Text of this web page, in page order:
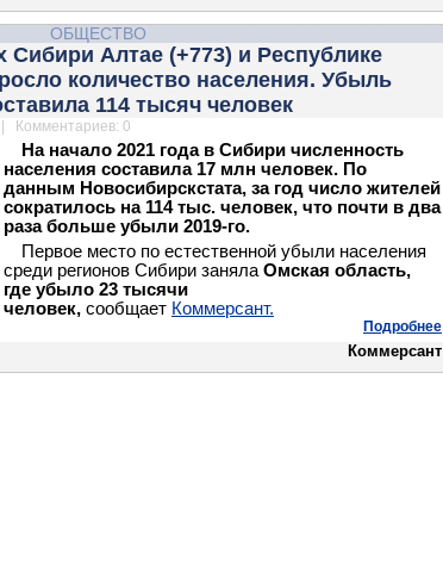
ОБЩЕСТВО
Сибири Алтае (+773) и Республике
количество населения. Убыль
114 тысяч человек
Комментариев: 0
На начало 2021 года в Сибири численность
населения составила 17 млн человек. По
данным Новосибирскстата, за год число жителей
сократилось на 114 тыс. человек, что почти в два
раза больше убыли 2019-го.
Первое место по естественной убыли населения
среди регионов Сибири заняла Омская область,
где убыло 23 тысячи
человек, сообщает Коммерсант.
Подробнее
Коммерсант